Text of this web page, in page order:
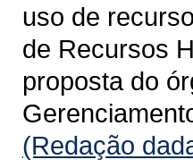
uso de
de Recursos
proposta do
(Redação